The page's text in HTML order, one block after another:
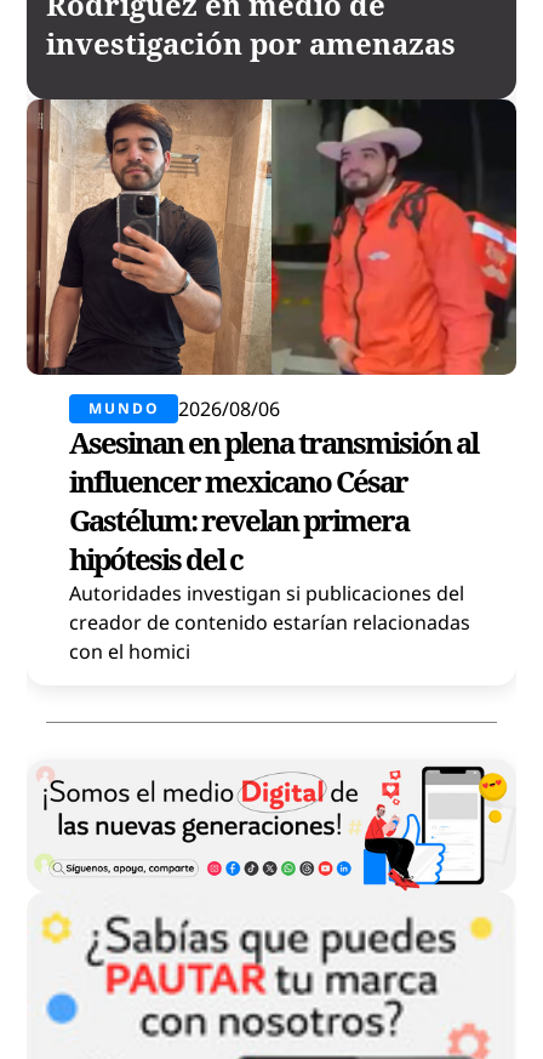
MUNDO 2026/08/06
Asesinan en plena transmisión al
influencer mexicano César
Gastélum: revelan primera
hipótesis del c
Autoridades investigan si publicaciones del
creador de contenido estarían relacionadas
con el homici
investigación por amenazas